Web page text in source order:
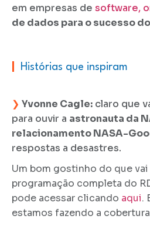
em empresas de software,
de dados para o sucesso
Histórias que inspiram
❯ Yvonne Cagle: claro que
para ouvir a astronauta da
relacionamento NASA-
respostas a desastres.
Um bom gostinho do que vai
programação completa do
pode acessar clicando aqui.
estamos fazendo a